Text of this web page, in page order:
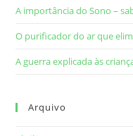
A importância do Sono –
O purificador do ar que
A guerra explicada às
Arquivo